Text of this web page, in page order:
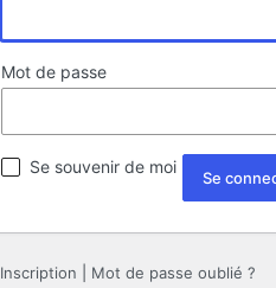
Mot de passe
Se souvenir de moi
Inscription Mot de passe oublié ?